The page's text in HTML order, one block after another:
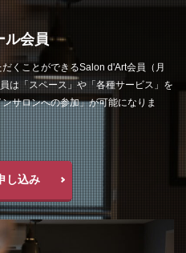
ル会員
くことができるSalon d'Art会員（月
は「スペース」や「各種サービス」を
サロンへの参加」が可能になりま
し込み